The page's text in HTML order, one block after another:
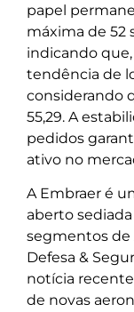
papel
máxima de 52
indicando que,
tendência de
considerando
55,29. A
pedidos
ativo no
A Embraer é
aberto
segmentos de
Defesa &
notícia
de novas